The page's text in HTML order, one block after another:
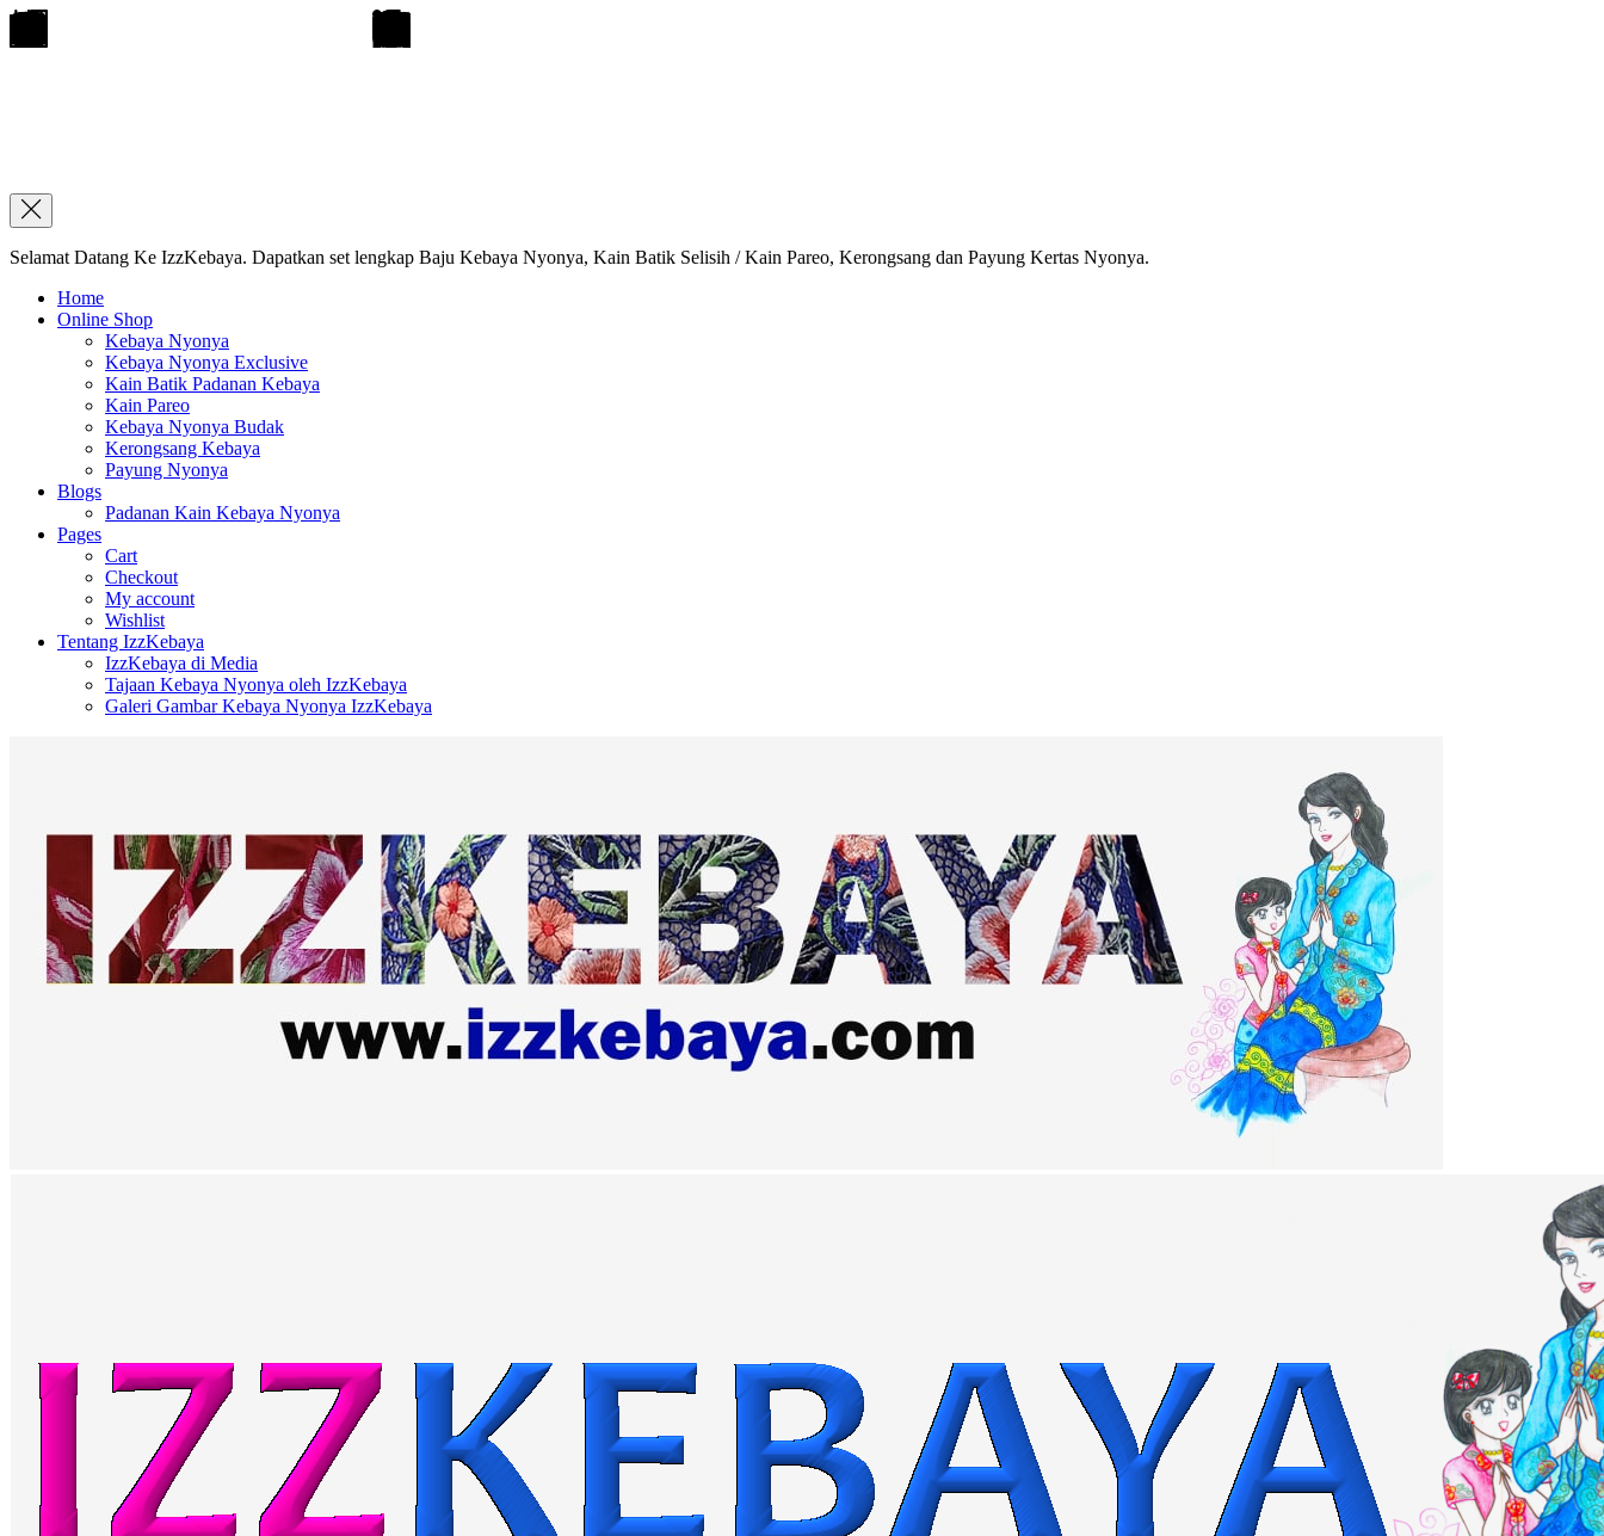
Selamat Datang Ke IzzKebaya. Dapatkan set lengkap Baju Kebaya Nyonya, Kain Batik Selisih / Kain Pareo, Kerongsang dan Payung Kertas Nyonya.
Home
Online Shop
Kebaya Nyonya
Kebaya Nyonya Exclusive
Kain Batik Padanan Kebaya
Kain Pareo
Kebaya Nyonya Budak
Kerongsang Kebaya
Payung Nyonya
Blogs
Padanan Kain Kebaya Nyonya
Pages
Cart
Checkout
My account
Wishlist
Tentang IzzKebaya
IzzKebaya di Media
Tajaan Kebaya Nyonya oleh IzzKebaya
Galeri Gambar Kebaya Nyonya IzzKebaya